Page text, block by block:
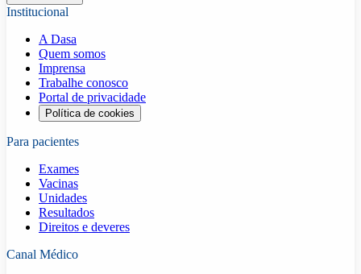
Institucional
A Dasa
Quem somos
Imprensa
Trabalhe conosco
Portal de privacidade
Política de cookies
Para pacientes
Exames
Vacinas
Unidades
Resultados
Direitos e deveres
Canal Médico